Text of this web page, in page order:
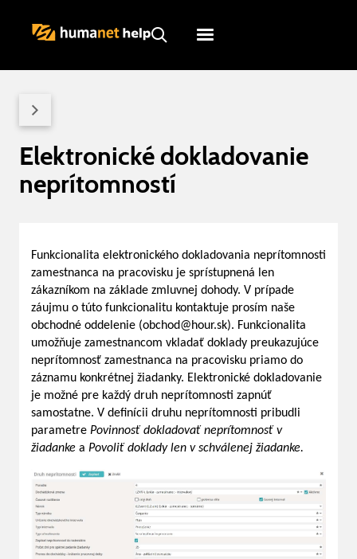
Humanet
Elektronické dokladovanie
neprítomností
Funkcionalita elektronického dokladovania neprítomnosti
zamestnanca na pracovisku je sprístupnená len
zákazníkom na základe zmluvnej dohody. V prípade
záujmu o túto funkcionalitu kontaktuje prosím naše
obchodné oddelenie (obchod@hour.sk). Funkcionalita
umožňuje zamestnancom vkladať doklady preukazujúce
neprítomnosť zamestnanca na pracovisku priamo do
záznamu konkrétnej žiadanky. Elektronické dokladovanie
je možné pre každý druh neprítomnosti zapnúť
samostatne. V definícii druhu neprítomnosti pribudli
parametre Povinnosť dokladovať neprítomnosť v
žiadanke a Povoliť doklady len v schválenej žiadanke.